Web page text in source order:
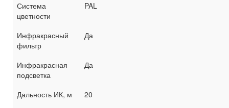
Система
цветности
PAL
Инфракрасный
фильтр
Да
Инфракрасная
подсветка
Да
Дальность ИК, м
20